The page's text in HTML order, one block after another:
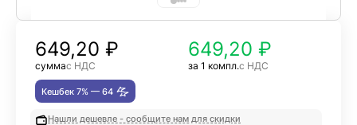
649,20 ₽
суммас НДС
649,20 ₽
за 1 компл.с НДС
Кешбек 7% — 64
Нашли дешевле - сообщите нам для скидки